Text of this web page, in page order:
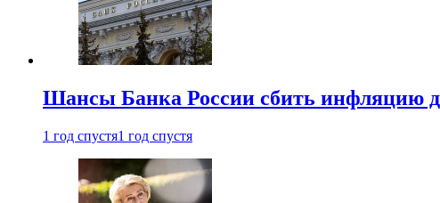
Шансы Банка России сбить инфляцию
1 год спустя1 год спустя